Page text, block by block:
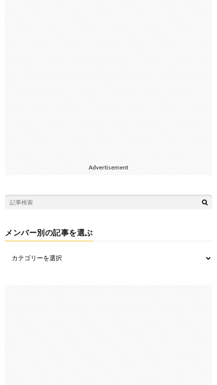
Advertisement
メンバー別の記事を選ぶ